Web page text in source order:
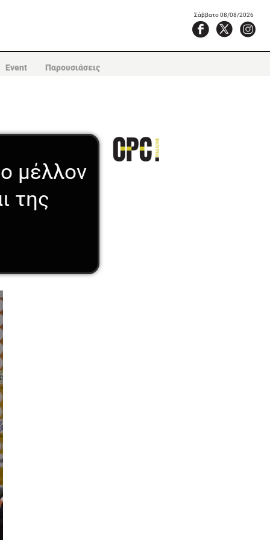
Σάββατο 08/08/2026
Event Παρουσιάσεις
μέλλον
της